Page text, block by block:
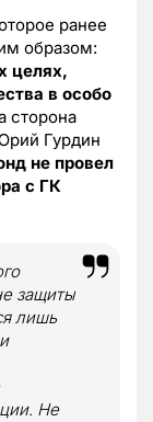
ранее
образом:
целях,
в особо
сторона
Гурдин
не провел
с ГК
защиты
лишь
Не